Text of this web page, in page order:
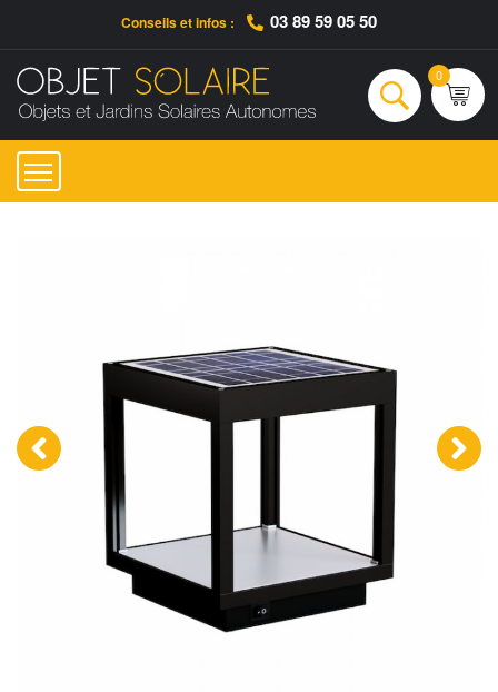
Conseils et infos : 03 89 59 05 50
Rechercher
0
‹ ›